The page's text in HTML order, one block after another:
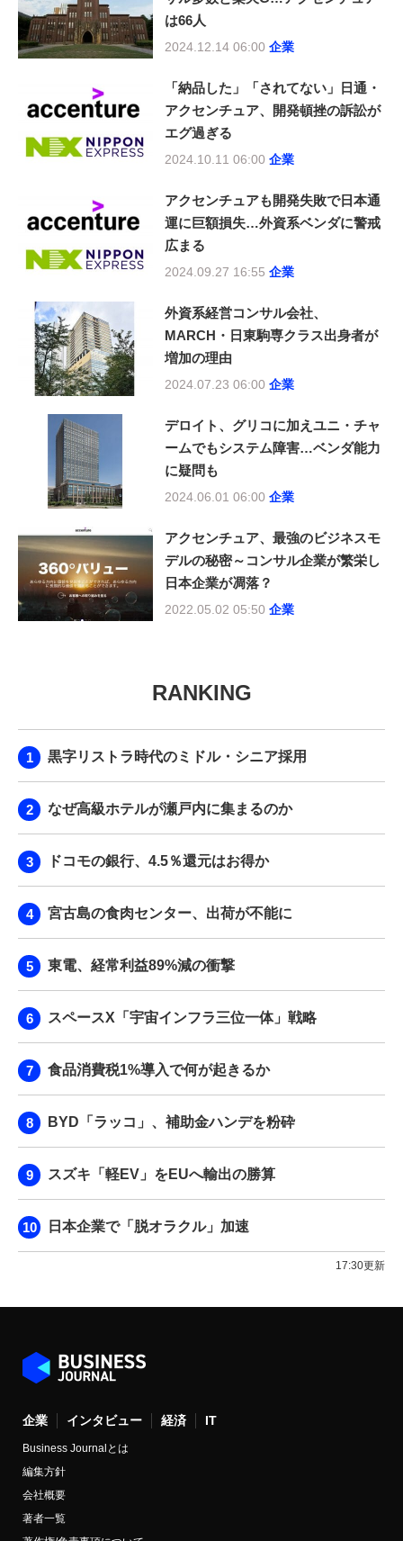
は66人
2024.12.14 06:00 企業
「納品した」「されてない」日通・
アクセンチュア、開発頓挫の訴訟が
エグ過ぎる
2024.10.11 06:00 企業
アクセンチュアも開発失敗で日本通
運に巨額損失…外資系ベンダに警戒
広まる
2024.09.27 16:55 企業
外資系経営コンサル会社、
MARCH・日東駒専クラス出身者が
増加の理由
2024.07.23 06:00 企業
デロイト、グリコに加えユニ・チャ
ームでもシステム障害…ベンダ能力
に疑問も
2024.06.01 06:00 企業
アクセンチュア、最強のビジネスモ
デルの秘密～コンサル企業が繁栄し
日本企業が凋落？
2022.05.02 05:50 企業
RANKING
黒字リストラ時代のミドル・シニア採用
なぜ高級ホテルが瀬戸内に集まるのか
ドコモの銀行、4.5％還元はお得か
宮古島の食肉センター、出荷が不能に
東電、経常利益89%減の衝撃
スペースX「宇宙インフラ三位一体」戦略
食品消費税1%導入で何が起きるか
BYD「ラッコ」、補助金ハンデを粉砕
スズキ「軽EV」をEUへ輸出の勝算
日本企業で「脱オラクル」加速
17:30更新
企業 インタビュー 経済 IT
Business Journalとは
編集方針
会社概要
著者一覧